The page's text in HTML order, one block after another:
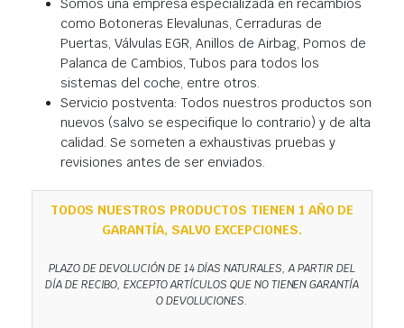
Somos una empresa especializada en recambios
como Botoneras Elevalunas, Cerraduras de
Puertas, Válvulas EGR, Anillos de Airbag, Pomos de
Palanca de Cambios, Tubos para todos los
sistemas del coche, entre otros.
Servicio postventa: Todos nuestros productos son
nuevos (salvo se especifique lo contrario) y de alta
calidad. Se someten a exhaustivas pruebas y
revisiones antes de ser enviados.
TODOS NUESTROS PRODUCTOS TIENEN 1 AÑO DE
GARANTÍA, SALVO EXCEPCIONES.
PLAZO DE DEVOLUCIÓN DE 14 DÍAS NATURALES, A PARTIR DEL
DÍA DE RECIBO, EXCEPTO ARTÍCULOS QUE NO TIENEN GARANTÍA
O DEVOLUCIONES.